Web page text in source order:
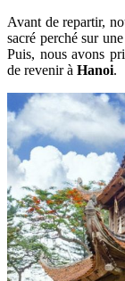
Avant de repartir,
sacré perché sur
Puis, nous avons
de revenir à Hanoi.